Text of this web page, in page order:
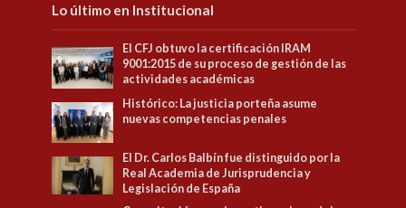
Lo último en Institucional
El CFJ obtuvo la certificación IRAM
9001:2015 de su proceso de gestión de las
actividades académicas
Histórico: La justicia porteña asume
nuevas competencias penales
El Dr. Carlos Balbín fue distinguido por la
Real Academia de Jurisprudencia y
Legislación de España